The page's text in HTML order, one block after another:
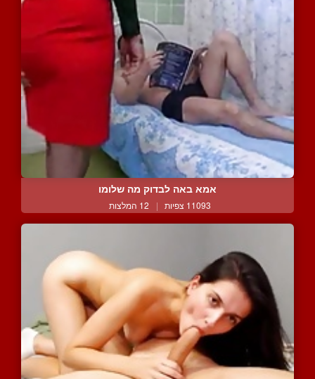
אמא באה לבדוק מה שלומו
11093 צפיות | 12 המלצות